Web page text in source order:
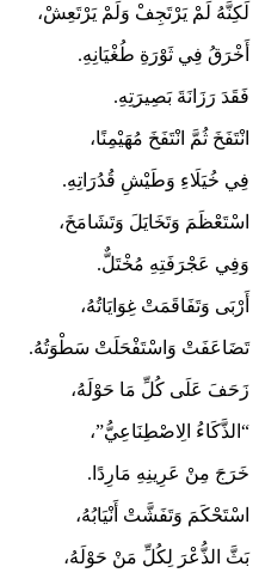
لَكِنَّهُ لَمْ يَرْتَجِفْ وَلَمْ يَرْتَعِشْ،
أَخْرَقُ فِي ثَوْرَةِ طُغْيَانِهِ.
فَقَدَ رَزَانَةَ بَصِيرَتِهِ.
انْتَفَخَ ثُمَّ انْتَفَخَ مُهَيْمِنًا،
فِي خُيَلَاءِ وَطَيْشِ قُدُرَاتِهِ.
اسْتَعْظَمَ وَتَخَايَلَ وَتَشَامَخَ،
وَفِي عَجْرَفَتِهِ مُخْتَلٌّ.
أَرْبَى وَتَفَاقَمَتْ غِوَايَاتُهُ،
تَضَاعَفَتْ وَاسْتَفْحَلَتْ سَطْوَتُهُ.
زَحَفَ عَلَى كُلِّ مَا حَوْلَهُ،
“الذَّكَاءُ الِاصْطِنَاعِيُّ”،
خَرَجَ مِنْ عَرِينِهِ مَارِدًا.
اسْتَحْكَمَ وَتَفَشَّتْ أَنْيَابُهُ،
بَثَّ الذُّعْرَ لِكُلِّ مَنْ حَوْلَهُ،